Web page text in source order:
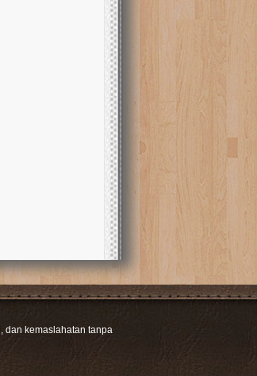
dan kemaslahatan tanpa